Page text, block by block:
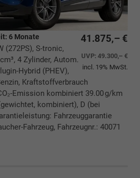
41.875,– €
UVP:49.300,– €
incl. 19% MwSt.
6 Monate
(272PS), S-tronic,
4 Zylinder, Autom.
Hybrid (PHEV),
Kraftstoffverbrauch
Emission kombiniert 39.00 g/km
kombiniert), D (bei
Fahrzeuggarantie
Fahrzeug, Fahrzeugnr.: 40071
drucken